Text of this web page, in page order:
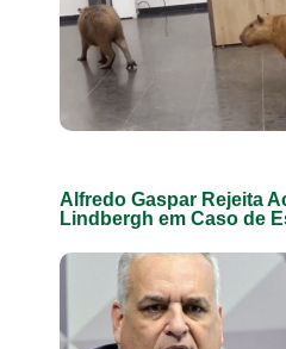
Alfredo Gaspar Rejeita
Lindbergh em Caso de